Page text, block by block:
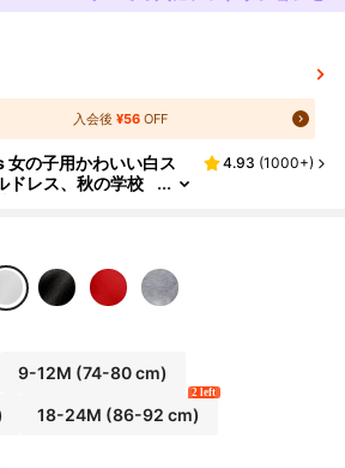
入会後¥56 OFF
の子用かわいい白ス
ドレス、秋の学校
4.93 (1000+)
9-12M (74-80 cm)
18-24M (86-92 cm)
2 left